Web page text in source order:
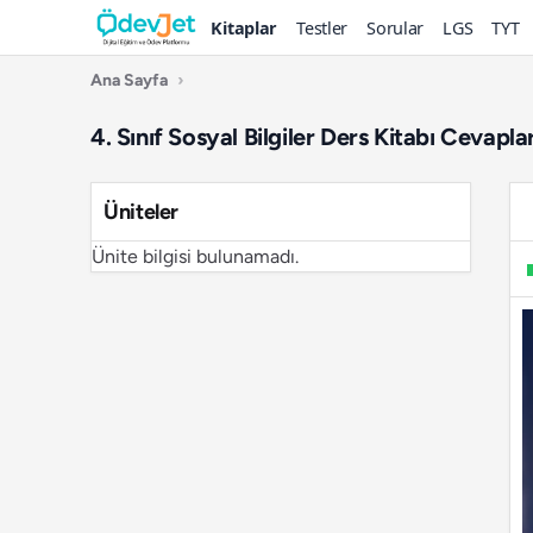
Kitaplar Testler Sorular LGS TYT
Ana Sayfa ›
4. Sınıf Sosyal Bilgiler Ders Kitabı
Üniteler
Ünite bilgisi bulunamadı.